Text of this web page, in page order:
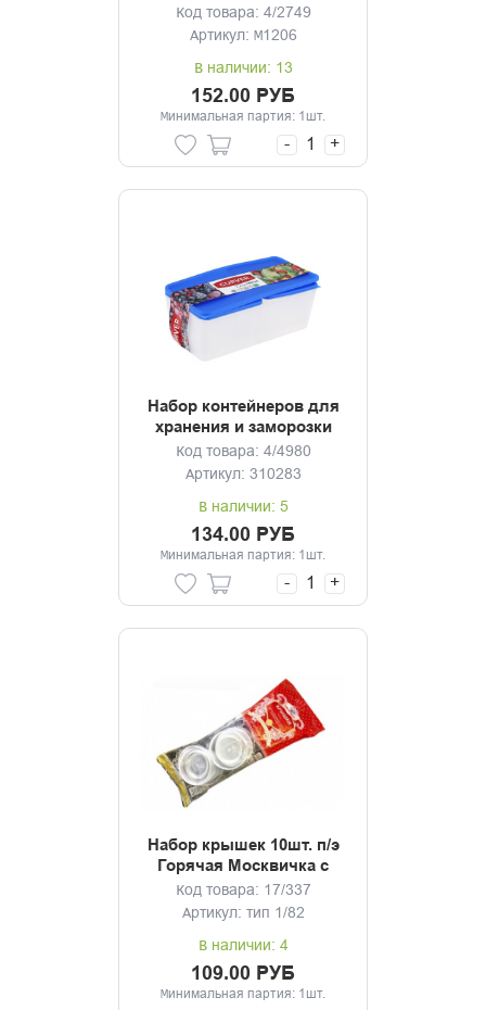
Код товара: 4/2749
Артикул: М1206
В наличии: 13
152.00 РУБ
Минимальная партия: 1шт.
- +
Набор контейнеров для
хранения и заморозки
3шт (1,25л+0,5л* 2шт)
Код товара: 4/4980
Артикул: 310283
В наличии: 5
134.00 РУБ
Минимальная партия: 1шт.
- +
Набор крышек 10шт. п/э
Горячая Москвичка с
рисунком
Код товара: 17/337
Артикул: тип 1/82
В наличии: 4
109.00 РУБ
Минимальная партия: 1шт.